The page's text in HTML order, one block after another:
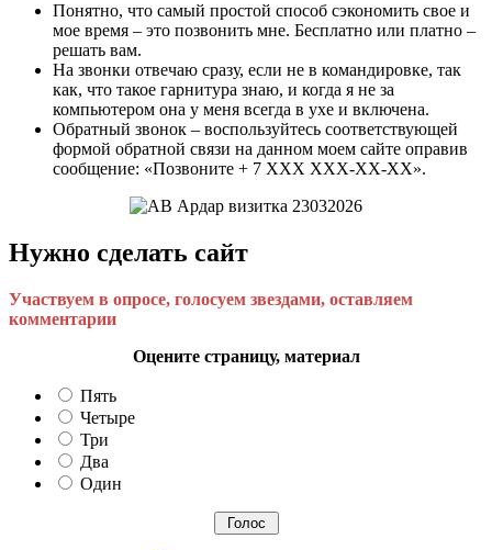
Понятно, что самый простой способ сэкономить свое и
мое время – это позвонить мне. Бесплатно или платно –
решать вам.
На звонки отвечаю сразу, если не в командировке, так
как, что такое гарнитура знаю, и когда я не за
компьютером она у меня всегда в ухе и включена.
Обратный звонок – воспользуйтесь соответствующей
формой обратной связи на данном моем сайте оправив
сообщение: «Позвоните + 7 ХХХ ХХХ-ХХ-ХХ».
Нужно сделать сайт
Участвуем в опросе, голосуем звездами, оставляем
комментарии
Оцените страницу, материал
Пять
Четыре
Три
Два
Один